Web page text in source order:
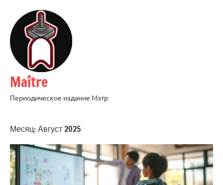
содержимому
Maître
Периодическое издание Мэтр
Месяц:Август 2025